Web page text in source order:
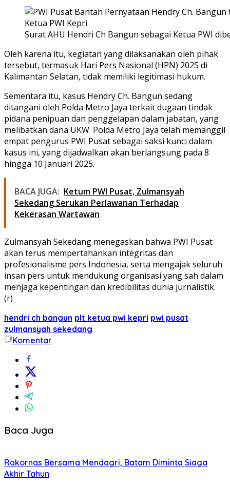
Surat AHU Hendri Ch Bangun sebagai Ketua PWI
Oleh karena itu, kegiatan yang dilaksanakan oleh pihak
tersebut, termasuk Hari Pers Nasional (HPN) 2025 di
Kalimantan Selatan, tidak memiliki legitimasi hukum.
Sementara itu, kasus Hendry Ch. Bangun sedang
ditangani oleh Polda Metro Jaya terkait dugaan tindak
pidana penipuan dan penggelapan dalam jabatan, yang
melibatkan dana UKW. Polda Metro Jaya telah memanggil
empat pengurus PWI Pusat sebagai saksi kunci dalam
kasus ini, yang dijadwalkan akan berlangsung pada 8
hingga 10 Januari 2025.
BACA JUGA: Ketum PWI Pusat, Zulmansyah
Sekedang Serukan Perlawanan Terhadap
Kekerasan Wartawan
Zulmansyah Sekedang menegaskan bahwa PWI Pusat
akan terus mempertahankan integritas dan
profesionalisme pers Indonesia, serta mengajak seluruh
insan pers untuk mendukung organisasi yang sah dalam
menjaga kepentingan dan kredibilitas dunia jurnalistik.
(r)
hendri ch bangun plt ketua pwi kepri pwi pusat
zulmansyah sekedang
Komentar
Baca Juga
Rakornas Bersama Mendagri, Batam Diminta Siaga
Akhir Tahun